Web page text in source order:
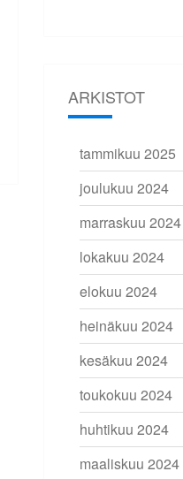
ARKISTOT
tammikuu 2025
joulukuu 2024
marraskuu 2024
lokakuu 2024
elokuu 2024
heinäkuu 2024
kesäkuu 2024
toukokuu 2024
huhtikuu 2024
maaliskuu 2024